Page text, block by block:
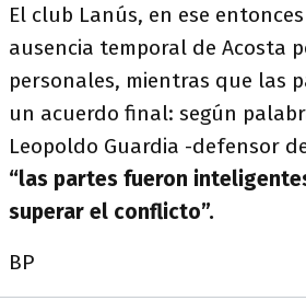
El club Lanús, en ese
ausencia temporal de Acosta
personales, mientras que las
un acuerdo final: según
Leopoldo Guardia -defensor
“las partes fueron
superar el conflicto”.
BP